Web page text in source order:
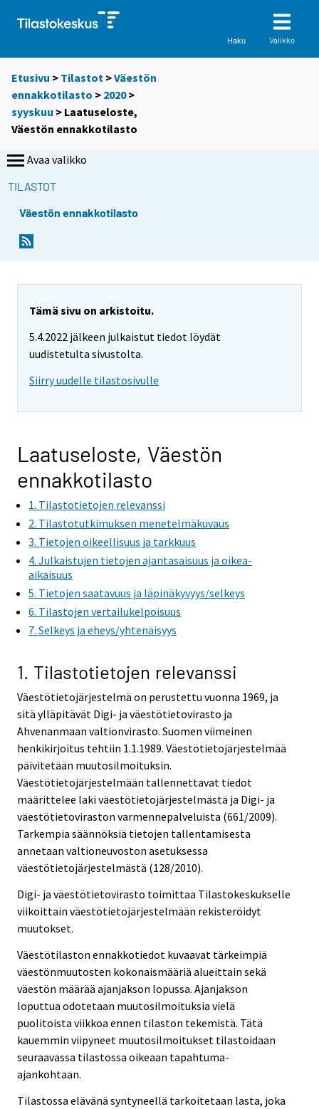
Haku Valikko
Etusivu > Tilastot >Väestön
ennakkotilasto > 2020>
syyskuu > Laatuseloste,
Väestön ennakkotilasto
Avaa valikko
TILASTOT
Väestön ennakkotilasto
Tämä sivu on arkistoitu.
5.4.2022 jälkeen julkaistut tiedot löydät
uudistetulta sivustolta.
Siirry uudelle tilastosivulle
Laatuseloste, Väestön
ennakkotilasto
1. Tilastotietojen relevanssi
2. Tilastotutkimuksen menetelmäkuvaus
3. Tietojen oikeellisuus ja tarkkuus
4. Julkaistujen tietojen ajantasaisuus ja oikea-
aikaisuus
5. Tietojen saatavuus ja läpinäkyvyys/selkeys
6. Tilastojen vertailukelpoisuus
7. Selkeys ja eheys/yhtenäisyys
1. Tilastotietojen relevanssi
Väestötietojärjestelmä on perustettu vuonna 1969, ja
sitä ylläpitävät Digi- ja väestötietovirasto ja
Ahvenanmaan valtionvirasto. Suomen viimeinen
henkikirjoitus tehtiin 1.1.1989. Väestötietojärjestelmää
päivitetään muutosilmoituksin.
Väestötietojärjestelmään tallennettavat tiedot
määrittelee laki väestötietojärjestelmästä ja Digi- ja
väestötietoviraston varmennepalveluista (661/2009).
Tarkempia säännöksiä tietojen tallentamisesta
annetaan valtioneuvoston asetuksessa
väestötietojärjestelmästä (128/2010).
Digi- ja väestötietovirasto toimittaa Tilastokeskukselle
viikoittain väestötietojärjestelmään rekisteröidyt
muutokset.
Väestötilaston ennakkotiedot kuvaavat tärkeimpiä
väestönmuutosten kokonaismääriä alueittain sekä
väestön määrää ajanjakson lopussa. Ajanjakson
loputtua odotetaan muutosilmoituksia vielä
puolitoista viikkoa ennen tilaston tekemistä. Tätä
kauemmin viipyneet muutosilmoitukset tilastoidaan
seuraavassa tilastossa oikeaan tapahtuma-
ajankohtaan.
Tilastossa elävänä syntyneellä tarkoitetaan lasta, joka